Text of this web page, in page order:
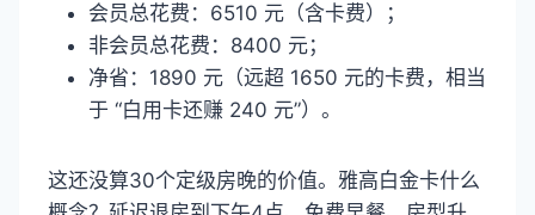
会员总花费：6510 元（含卡费）；
非会员总花费：8400 元；
净省：1890 元（远超 1650 元的卡费，相当
于 “白用卡还赚 240 元”）。
这还没算30个定级房晚的价值。雅高白金卡什么